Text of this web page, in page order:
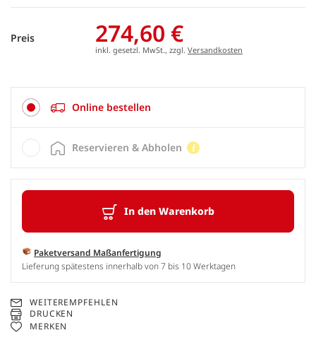
Preis 274,60 €
inkl. gesetzl. MwSt., zzgl. Versandkosten
Online bestellen
In den Warenkorb
Paketversand Maßanfertigung
Lieferung spätestens innerhalb von 7 bis 10 Werktagen
Reservieren & Abholen
WEITEREMPFEHLEN
DRUCKEN
MERKEN